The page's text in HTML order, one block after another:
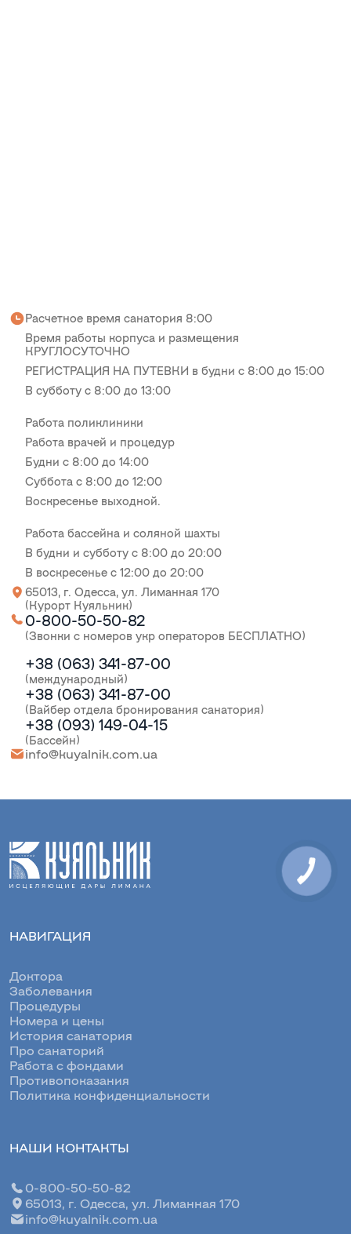
Расчетное время санатория 8:00
Время работы корпуса и размещения
КРУГЛОСУТОЧНО
РЕГИСТРАЦИЯ НА ПУТЕВКИ в будни с 8:00 до 15:00
В субботу с 8:00 до 13:00
Работа поликлиники
Работа врачей и процедур
Будни с 8:00 до 14:00
Суббота с 8:00 до 12:00
Воскресенье выходной.
Работа бассейна и соляной шахты
В будни и субботу с 8:00 до 20:00
В воскресенье с 12:00 до 20:00
65013, г. Одесса, ул. Лиманная 170
(Курорт Куяльник)
0-800-50-50-82
(Звонки с номеров укр операторов БЕСПЛАТНО)
+38 (063) 341-87-00
(международный)
+38 (063) 341-87-00
(Вайбер отдела бронирования санатория)
+38 (093) 149-04-15
(Бассейн)
info@kuyalnik.com.ua
НАВИГАЦИЯ
Доктора
Заболевания
Процедуры
Номера и цены
История санатория
Про санаторий
Работа с фондами
Противопоказания
Политика конфиденциальности
НАШИ КОНТАКТЫ
0-800-50-50-82
65013, г. Одесса, ул. Лиманная 170
info@kuyalnik.com.ua